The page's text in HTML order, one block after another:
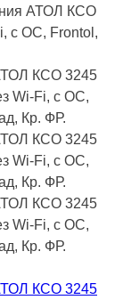
АТОЛ КСО
с ОС, Frontol,